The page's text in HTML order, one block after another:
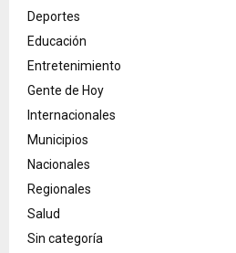
Deportes
Educación
Entretenimiento
Gente de Hoy
Internacionales
Municipios
Nacionales
Regionales
Salud
Sin categoría